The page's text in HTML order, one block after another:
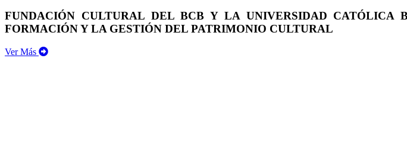
FUNDACIÓN CULTURAL DEL BCB Y LA UNIVERSIDAD CATÓLICA
FORMACIÓN Y LA GESTIÓN DEL PATRIMONIO CULTURAL
Ver Más